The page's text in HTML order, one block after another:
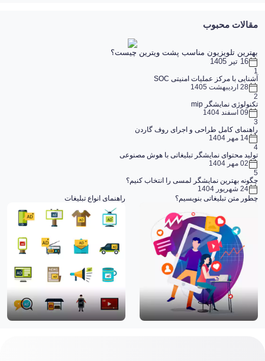
مقالات محبوب
1
آشنایی با مرکز عملیات امنیتی SOC
28 اردیبهشت 1405
2
تکنولوژی نمایشگر mip
09 اسفند 1404
3
راهنمای کامل طراحی و اجرای روف گاردن
14 مهر 1404
4
تولید محتوای نمایشگر تبلیغاتی با هوش مصنوعی
02 مهر 1404
5
چگونه بهترین نمایشگر لمسی را انتخاب کنیم؟
24 شهریور 1404
بهترین تلویزیون مناسب پشت ویترین چیست؟
16 تیر 1405
چطور متن تبلیغاتی بنویسیم؟ راهنمای انواع تبلیغات